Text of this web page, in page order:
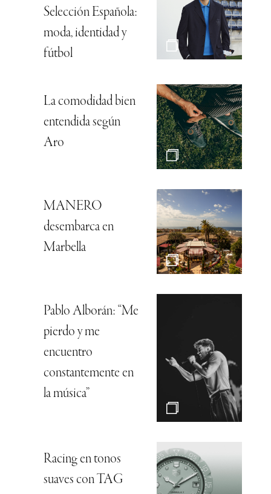
Selección Española:
moda, identidad y
fútbol
La comodidad bien
entendida según
Aro
MANERO
desembarca en
Marbella
Pablo Alborán: “Me
pierdo y me
encuentro
constantemente en
la música”
Racing en tonos
suaves con TAG